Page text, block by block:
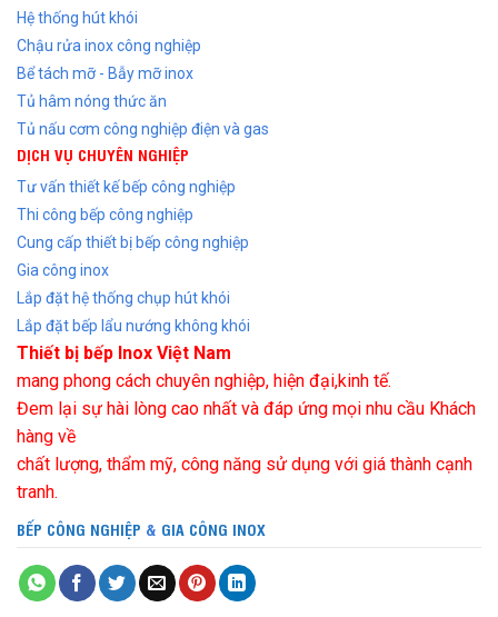
Hệ thống hút khói
Chậu rửa inox công nghiệp
Bể tách mỡ - Bẫy mỡ inox
Tủ hâm nóng thức ăn
Tủ nấu cơm công nghiệp điện và gas
DỊCH VỤ CHUYÊN NGHIỆP
Tư vấn thiết kế bếp công nghiệp
Thi công bếp công nghiệp
Cung cấp thiết bị bếp công nghiệp
Gia công inox
Lắp đặt hệ thống chụp hút khói
Lắp đặt bếp lẩu nướng không khói
Thiết bị bếp Inox Việt Nam
mang phong cách chuyên nghiệp, hiện đại,kinh tế.
Đem lại sự hài lòng cao nhất và đáp ứng mọi nhu cầu Khách
hàng về
chất lượng, thẩm mỹ, công năng sử dụng với giá thành cạnh
tranh.
BẾP CÔNG NGHIỆP & GIA CÔNG INOX